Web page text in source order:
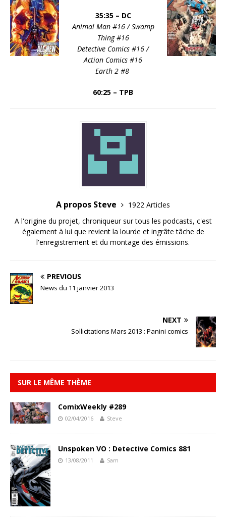
35:35 – DC
Animal Man #16 / Swamp
Thing #16
Detective Comics #16 /
Action Comics #16
Earth 2 #8
60:25 – TPB
A propos Steve
1922 Articles
A l'origine du projet, chroniqueur sur tous les podcasts, c'est
également à lui que revient la lourde et ingrâte tâche de
l'enregistrement et du montage des émissions.
PREVIOUS
News du 11 janvier 2013
NEXT
Sollicitations Mars 2013 : Panini comics
SUR LE MÊME THÈME
ComixWeekly #289
02/04/2016 Steve
Unspoken VO : Detective Comics 881
13/08/2011 Sam